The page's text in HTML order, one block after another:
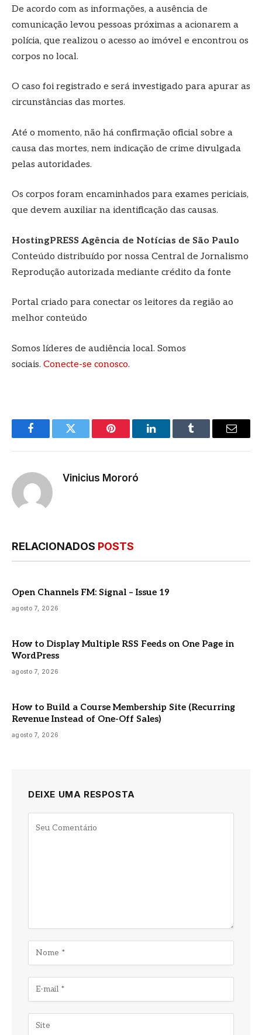
De acordo com as informações, a ausência de
comunicação levou pessoas próximas a acionarem a
polícia, que realizou o acesso ao imóvel e encontrou os
corpos no local.
O caso foi registrado e será investigado para apurar as
circunstâncias das mortes.
Até o momento, não há confirmação oficial sobre a
causa das mortes, nem indicação de crime divulgada
pelas autoridades.
Os corpos foram encaminhados para exames periciais,
que devem auxiliar na identificação das causas.
HostingPRESS Agência de Notícias de São Paulo
Conteúdo distribuído por nossa Central de Jornalismo
Reprodução autorizada mediante crédito da fonte
Portal criado para conectar os leitores da região ao
melhor conteúdo
Somos líderes de audiência local. Somos
sociais. Conecte-se conosco.
FacebookTwitter Pinterest LinkedInTumblr
E-
Vinicius Mororó
RELACIONADOS POSTS
Open Channels FM: Signal – Issue 19
agosto 7, 2026
How to Display Multiple RSS Feeds on One Page in
WordPress
agosto 7, 2026
How to Build a Course Membership Site (Recurring
Revenue Instead of One-Off Sales)
agosto 7, 2026
DEIXE UMA RESPOSTA